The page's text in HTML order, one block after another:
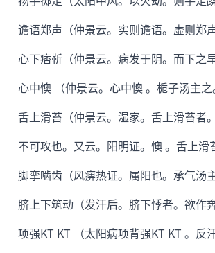
谵语郑声（仲景云。实则谵语。虚则郑声
心下痞靳（仲景云。病发于阴。而下之早
心中懊 （仲景云。心中懊 。栀子汤主之
舌上滑苔（仲景云。湿家。舌上滑苔者。
不可攻也。又云。阳明证。懊 。舌上滑
脚挛啮齿（风痹热证。属阳也。承气汤主
脐上下筑动（发汗后。脐下悸者。欲作奔
项强KT KT （太阳病项背强KT KT 。反